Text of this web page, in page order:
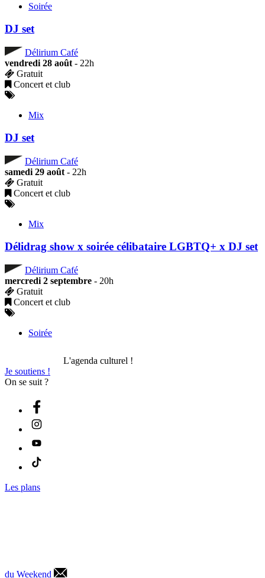
Soirée
DJ set
Délirium Café
vendredi 28 août - 22h
Gratuit
Concert et club
Mix
DJ set
Délirium Café
samedi 29 août - 22h
Gratuit
Concert et club
Mix
Délidrag show x soirée célibataire LGBTQ+ x DJ set
Délirium Café
mercredi 2 septembre - 20h
Gratuit
Concert et club
Soirée
L'agenda culturel !
Je soutiens !
On se suit ?
Les plans
du Weekend